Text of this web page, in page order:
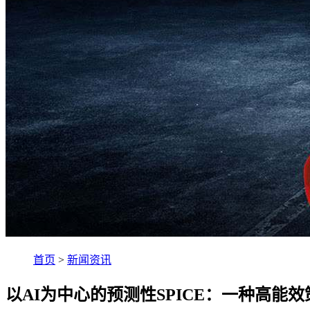
首页 > 新闻资讯
以AI为中心的预测性SPICE：一种高能效